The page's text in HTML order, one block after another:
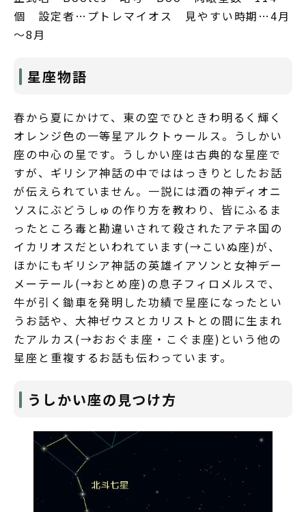
個 設定者…プトレマイオス 見やすい時期…4月
～8月
星座物語
春から夏にかけて、東の空でひときわ明るく輝く
オレンジ色の一等星アルクトゥールス。うしかい
座の中心の星です。うしかい座は古典的な星座で
すが、ギリシア神話の中でははっきりとしたお話
が伝えられていません。一説には酒の神ディオニ
ソスにぶどうしゅの作り方を教わり、皆にふるま
ったところ毒と勘違いされて殺されたアテネ国の
イカリオスだといわれています(→こいぬ座)が、
ほかにもギリシア神話の英雄イアソンと女神デー
メーテール(→おとめ座)の息子フィロメルスで、
牛が引く鋤車を発明した功績で星座になったとい
うお話や、大神ゼウスとカリストとの間に生まれ
たアルカス(→おおぐま座・こぐま座)という他の
星座と重複するお話も伝わっています。
うしかい座の見つけ方